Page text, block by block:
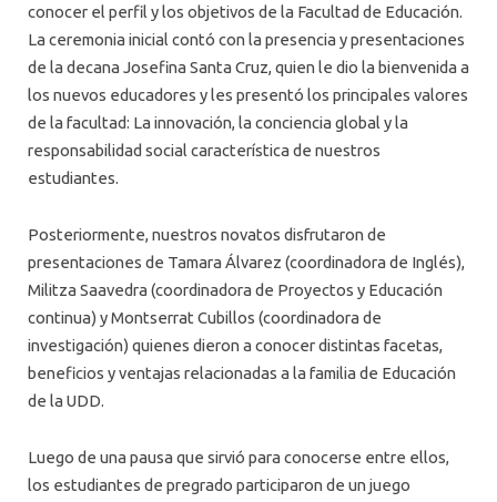
conocer el perfil y los objetivos de la Facultad de Educación.
La ceremonia inicial contó con la presencia y presentaciones
de la decana Josefina Santa Cruz, quien le dio la bienvenida a
los nuevos educadores y les presentó los principales valores
de la facultad: La innovación, la conciencia global y la
responsabilidad social característica de nuestros
estudiantes.
Posteriormente, nuestros novatos disfrutaron de
presentaciones de Tamara Álvarez (coordinadora de Inglés),
Militza Saavedra (coordinadora de Proyectos y Educación
continua) y Montserrat Cubillos (coordinadora de
investigación) quienes dieron a conocer distintas facetas,
beneficios y ventajas relacionadas a la familia de Educación
de la UDD.
Luego de una pausa que sirvió para conocerse entre ellos,
los estudiantes de pregrado participaron de un juego